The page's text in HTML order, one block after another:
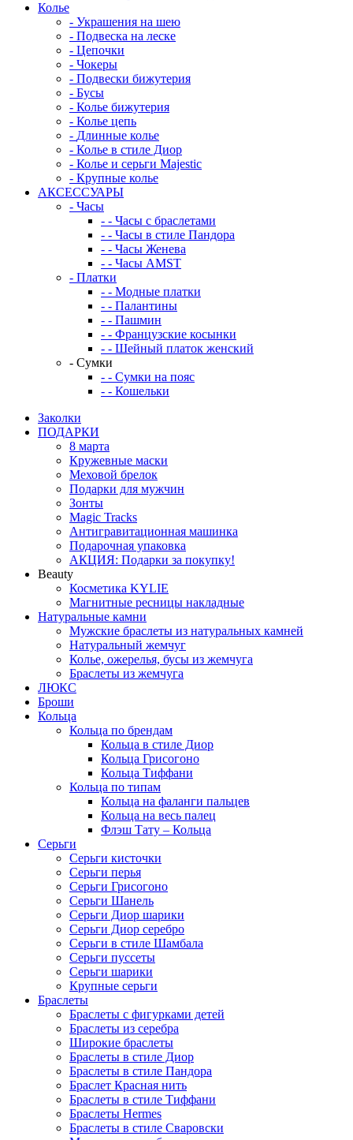
Колье
- Украшения на шею
- Подвеска на леске
- Цепочки
- Чокеры
- Подвески бижутерия
- Бусы
- Колье бижутерия
- Колье цепь
- Длинные колье
- Колье в стиле Диор
- Колье и серьги Majestic
- Крупные колье
АКСЕССУАРЫ
- Часы
- - Часы с браслетами
- - Часы в стиле Пандора
- - Часы Женева
- - Часы AMST
- Платки
- - Модные платки
- - Палантины
- - Пашмин
- - Французские косынки
- - Шейный платок женский
- Сумки
- - Сумки на пояс
- - Кошельки
Заколки
ПОДАРКИ
8 марта
Кружевные маски
Меховой брелок
Подарки для мужчин
Зонты
Magic Tracks
Антигравитационная машинка
Подарочная упаковка
АКЦИЯ: Подарки за покупку!
Beauty
Косметика KYLIE
Магнитные ресницы накладные
Натуральные камни
Мужские браслеты из натуральных камней
Натуральный жемчуг
Колье, ожерелья, бусы из жемчуга
Браслеты из жемчуга
ЛЮКС
Броши
Кольца
Кольца по брендам
Кольца в стиле Диор
Кольца Грисогоно
Кольца Тиффани
Кольца по типам
Кольца на фаланги пальцев
Кольца на весь палец
Флэш Тату – Кольца
Серьги
Серьги кисточки
Серьги перья
Серьги Грисогоно
Серьги Шанель
Серьги Диор шарики
Серьги Диор серебро
Серьги в стиле Шамбала
Серьги пуссеты
Серьги шарики
Крупные серьги
Браслеты
Браслеты с фигурками детей
Браслеты из серебра
Широкие браслеты
Браслеты в стиле Диор
Браслеты в стиле Пандора
Браслет Красная нить
Браслеты в стиле Тиффани
Браслеты Hermes
Браслеты в стиле Сваровски